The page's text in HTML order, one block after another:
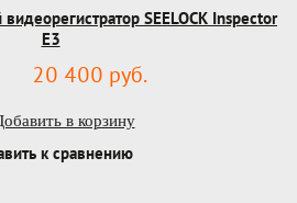
SEELOCK Inspector
E3
20 400 руб.
к сравнению